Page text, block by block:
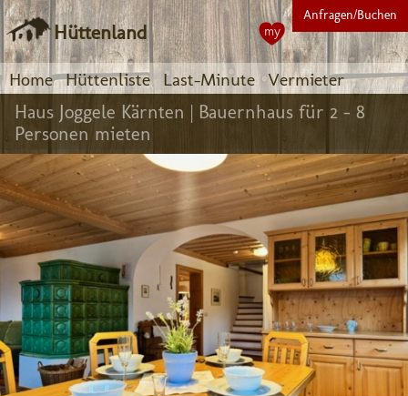
Hüttenland
Home Hüttenliste Last-Minute Vermieter
Anfragen/Buchen
my
Haus Joggele Kärnten | Bauernhaus für 2 - 8
Personen mieten